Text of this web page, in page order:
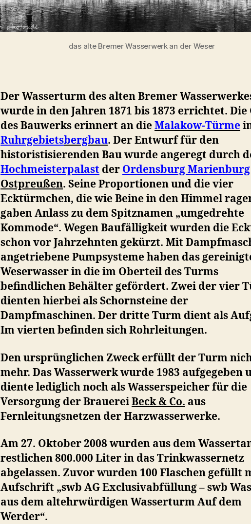
das alte Bremer Wasserwerk an der Weser
Der Wasserturm des alten Bremer
wurde in den Jahren 1871 bis 1873 errichtet. Die
des Bauwerks erinnert an dieMalakow-Türme
Ruhrgebietsbergbau. Der Entwurf für den
historistisierenden Bau wurde angeregt durch
Hochmeisterpalast der Ordensburg Marienburg
Ostpreußen. Seine Proportionen und die vier
Ecktürmchen, die wie Beine in den Himmel
gaben Anlass zu dem Spitznamen „umgedrehte
Kommode“. Wegen Baufälligkeit wurden die
schon vor Jahrzehnten gekürzt. Mit
angetriebene Pumpsysteme haben das
Weserwasser in die im Oberteil des Turms
befindlichen Behälter gefördert. Zwei der vier
dienten hierbei als Schornsteine der
Dampfmaschinen. Der dritte Turm dient als
Im vierten befinden sich Rohrleitungen.
Den ursprünglichen Zweck erfüllt der Turm
mehr. Das Wasserwerk wurde 1983 aufgegeben
diente lediglich noch als Wasserspeicher für die
Versorgung der BrauereiBeck & Co. aus
Fernleitungsnetzen der Harzwasserwerke.
Am 27. Oktober 2008 wurden aus dem
restlichen 800.000 Liter in das Trinkwassernetz
abgelassen. Zuvor wurden 100 Flaschen gefüllt
Aufschrift „swb AG Exclusivabfüllung – swb
aus dem altehrwürdigen Wasserturm Auf dem
Werder“.